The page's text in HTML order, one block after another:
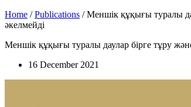
Home /Publications /Меншік құқығы туралы
әкелмейді
Меншік құқығы туралы даулар бірге тұру
16 December 2021